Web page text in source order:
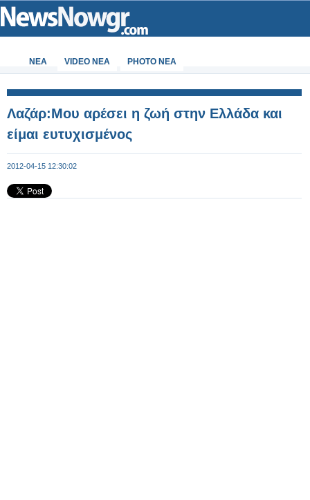
ΝΕΑ VIDEO NEA PHOTO NEA
Λαζάρ:Μου αρέσει η ζωή στην Ελλάδα και
είμαι ευτυχισμένος
2012-04-15 12:30:02